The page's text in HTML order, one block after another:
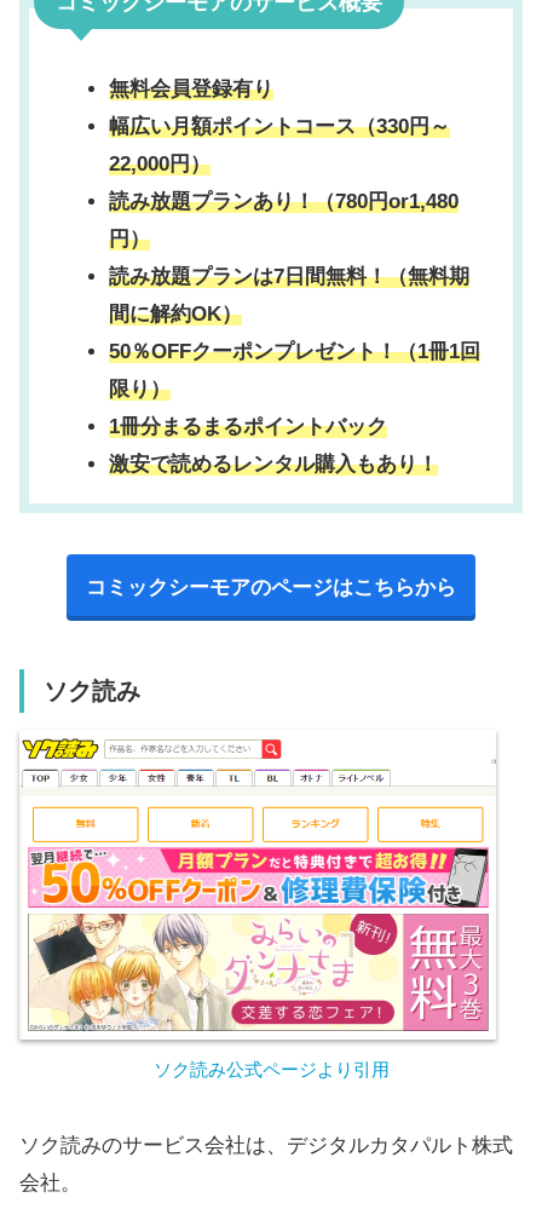
無料会員登録有り
幅広い月額ポイントコース（330円～
22,000円）
読み放題プランあり！（780円or1,480
円）
読み放題プランは7日間無料！（無料期
間に解約OK）
50％OFFクーポンプレゼント！（1冊1回
限り）
1冊分まるまるポイントバック
激安で読めるレンタル購入もあり！
コミックシーモアのページはこちらから
ソク読み
ソク読み公式ページより引用
ソク読みのサービス会社は、デジタルカタパルト株式
会社。